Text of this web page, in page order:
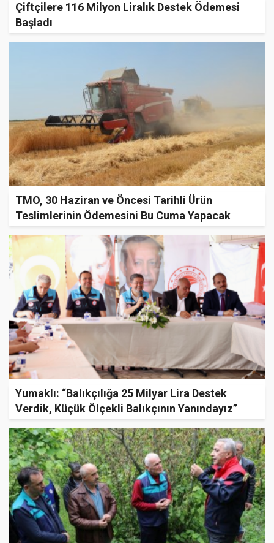
Çiftçilere 116 Milyon Liralık Destek Ödemesi
Başladı
TMO, 30 Haziran ve Öncesi Tarihli Ürün
Teslimlerinin Ödemesini Bu Cuma Yapacak
Yumaklı: “Balıkçılığa 25 Milyar Lira Destek
Verdik, Küçük Ölçekli Balıkçının Yanındayız”